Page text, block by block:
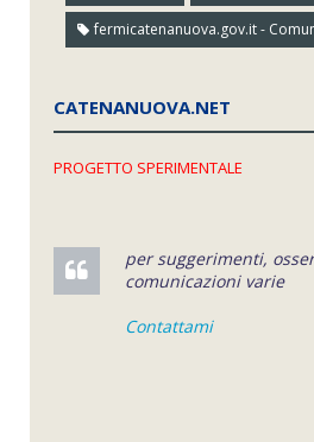
fermicatenanuova.gov.it -
CATENANUOVA.NET
PROGETTO SPERIMENTALE
per suggerimenti,
comunicazioni varie
Contattami